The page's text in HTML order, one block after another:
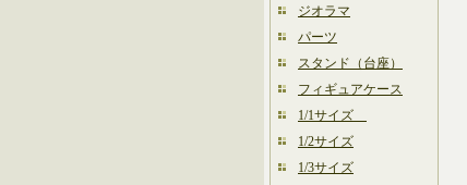
ジオラマ
パーツ
スタンド（台座）
フィギュアケース
1/1サイズ
1/2サイズ
1/3サイズ